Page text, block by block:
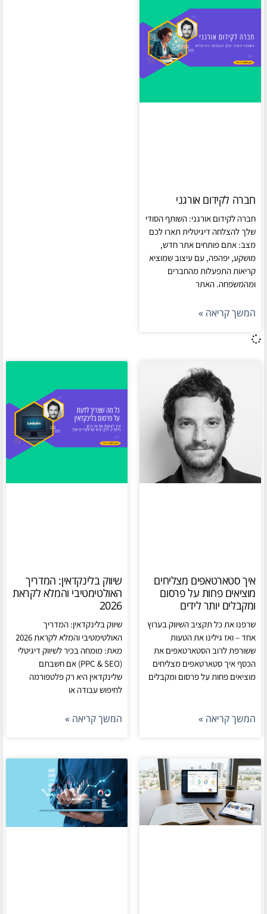
חברה לקידום אורגני
חברה לקידום אורגני: השותף הסודי
שלך להצלחה דיגיטלית תארו לכם
מצב: אתם פותחים אתר חדש,
מושקע, יפהפה, עם עיצוב שמוציא
קריאות התפעלות מהחברים
ומהמשפחה. האתר
המשך קריאה »
איך סטארטאפים מצליחים
מוציאים פחות על פרסום
ומקבלים יותר לידים
שרפנו את כל תקציב השיווק בערוץ
אחד – ואז גילינו את הטעות
ששורפת לרוב הסטארטאפים את
הכסף איך סטארטאפים מצליחים
מוציאים פחות על פרסום ומקבלים
המשך קריאה »
שיווק בלינקדאין: המדריך
האולטימטיבי והמלא לקראת
2026
שיווק בלינקדאין: המדריך
מאת: מומחה בכיר לשיווק דיגיטלי
(PPC & SEO) אם חשבתם
שלינקדאין היא רק פלטפורמה
לחיפוש עבודה או
המשך קריאה »